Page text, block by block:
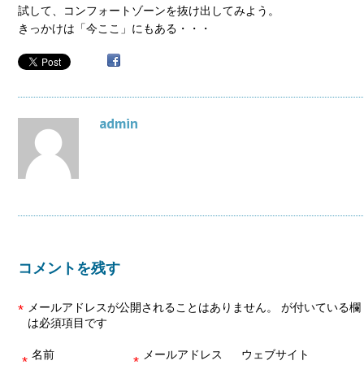
試して、コンフォートゾーンを抜け出してみよう。
きっかけは「今ここ」にもある・・・
admin
コメントを残す
メールアドレスが公開されることはありません。
*
が付いている欄
は必須項目です
名前
* メールアドレス
* ウェブサイト